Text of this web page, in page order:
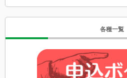
各種一覧